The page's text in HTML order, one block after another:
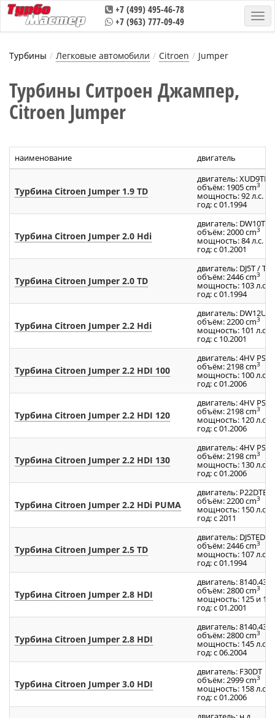
+7 (499) 495-46-78
+7 (963) 777-09-49
Турбины Легковые автомобили Citroen Jumper
Турбины Ситроен Джампер,
Citroen Jumper
наименование двигатель
Турбина Citroen Jumper 1.9 TD
двигатель: XUD9TE
объём: 1905 cm3
мощность: 92 л.с.
год: с 01.1994
Турбина Citroen Jumper 2.0 Hdi
двигатель: DW10TD
объём: 2000 cm3
мощность: 84 л.с.
год: с 01.2001
Турбина Citroen Jumper 2.0 TD
двигатель: DJ5T /
объём: 2446 cm3
мощность: 103 л.с.
год: с 01.1994
Турбина Citroen Jumper 2.2 Hdi
двигатель:
объём: 2200 cm3
мощность: 101 л.с.
год: с 10.2001
Турбина Citroen Jumper 2.2 HDI 100
двигатель: 4HV PSA
объём: 2198 cm3
мощность: 100 л.с.
год: с 01.2006
Турбина Citroen Jumper 2.2 HDI 120
двигатель: 4HV PSA
объём: 2198 cm3
мощность: 120 л.с.
год: с 01.2006
Турбина Citroen Jumper 2.2 HDI 130
двигатель: 4HV PSA
объём: 2198 cm3
мощность: 130 л.с.
год: с 01.2006
Турбина Citroen Jumper 2.2 HDi PUMA
двигатель: P22DTE
объём: 2200 cm3
мощность: 150 л.с.
год: с 2011
Турбина Citroen Jumper 2.5 TD
двигатель: DJ5TED /
объём: 2446 cm3
мощность: 107 л.с.
год: с 01.1994
Турбина Citroen Jumper 2.8 HDI
двигатель:
объём: 2800 cm3
мощность: 125 и
год: с 01.2001
Турбина Citroen Jumper 2.8 HDI
двигатель: 8140.43 N
объём: 2800 cm3
мощность: 145 л.с.
год: с 06.2004
Турбина Citroen Jumper 3.0 HDI
двигатель: F30DT
объём: 2999 cm3
мощность: 158 л.с.
год: с 01.2006